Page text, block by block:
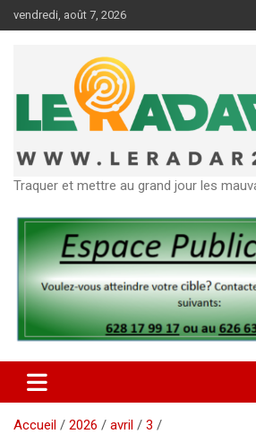
au
vendredi, août 7, 2026
Traquer et mettre au grand jour les
Accueil 2026 avril
3